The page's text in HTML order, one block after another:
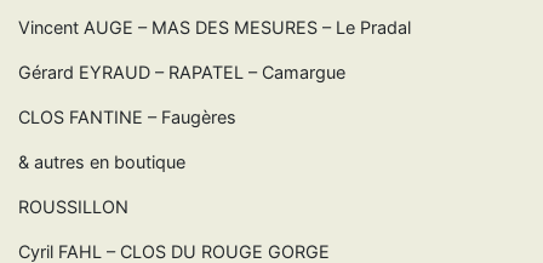
Vincent AUGE – MAS DES MESURES – Le Pradal
Gérard EYRAUD – RAPATEL – Camargue
CLOS FANTINE – Faugères
& autres en boutique
ROUSSILLON
Cyril FAHL – CLOS DU ROUGE GORGE